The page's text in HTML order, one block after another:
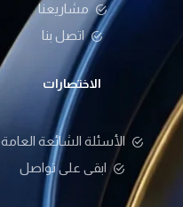
مشاريعنا
اتصل بنا
الاختصارات
الأسئلة الشائعة العامة
ابقى على تواصل